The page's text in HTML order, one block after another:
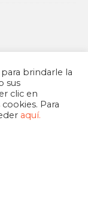
brindarle la
sus
clic en
Para
aquí.